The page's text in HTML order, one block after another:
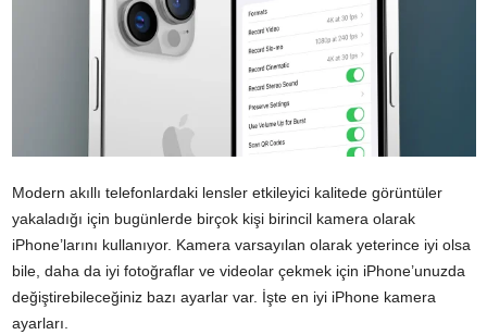
Modern akıllı telefonlardaki lensler etkileyici kalitede görüntüler
yakaladığı için bugünlerde birçok kişi birincil kamera olarak
iPhone’larını kullanıyor. Kamera varsayılan olarak yeterince iyi olsa
bile, daha da iyi fotoğraflar ve videolar çekmek için iPhone’unuzda
değiştirebileceğiniz bazı ayarlar var. İşte en iyi iPhone kamera
ayarları.